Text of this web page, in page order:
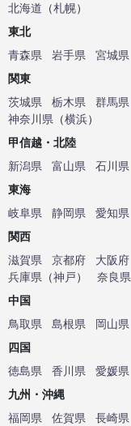
北海道 （札幌）
東北
青森県
岩手県 宮城県
関東
茨城県
栃木県 群馬県
神奈川県 （横浜）
甲信越・北陸
新潟県
富山県 石川県
東海
岐阜県
静岡県 愛知県
関西
滋賀県
京都府 大阪府
兵庫県 （神戸） 奈良県
中国
鳥取県
島根県 岡山県
四国
徳島県
香川県 愛媛県
九州・沖縄
福岡県
佐賀県 長崎県